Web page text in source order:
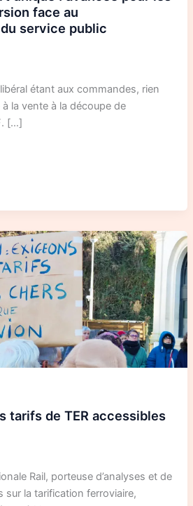
face au
service public
étant aux commandes, rien
la vente à la découpe de
[…]
tarifs de TER accessibles
Rail, porteuse d’analyses et de
sur la tarification ferroviaire,